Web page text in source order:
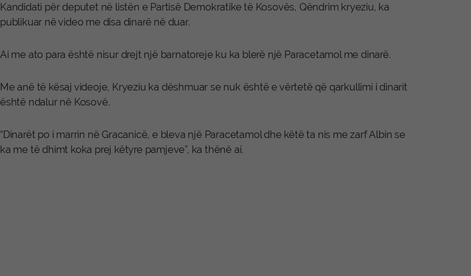
Kandidati për deputet në listën e Partisë Demokratike të Kosovës, Qëndrim kryeziu, ka
publikuar në video me disa dinarë në duar.
Ai me ato para është nisur drejt një barnatoreje ku ka blerë një Paracetamol me dinarë.
Me anë të kësaj videoje, Kryeziu ka dëshmuar se nuk është e vërtetë që qarkullimi i dinarit
është ndalur në Kosovë.
“Dinarët po i marrin në Gracanicë, e bleva një Paracetamol dhe këtë ta nis me zarf Albin se
ka me të dhimt koka prej këtyre pamjeve”, ka thënë ai.